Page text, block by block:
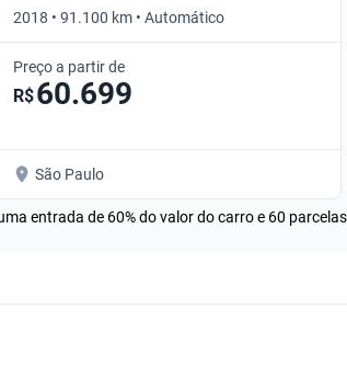
2018 • 91.100 km • Automático
Preço a partir de
R$60.699
São Paulo
entrada de 60% do valor do carro e 60